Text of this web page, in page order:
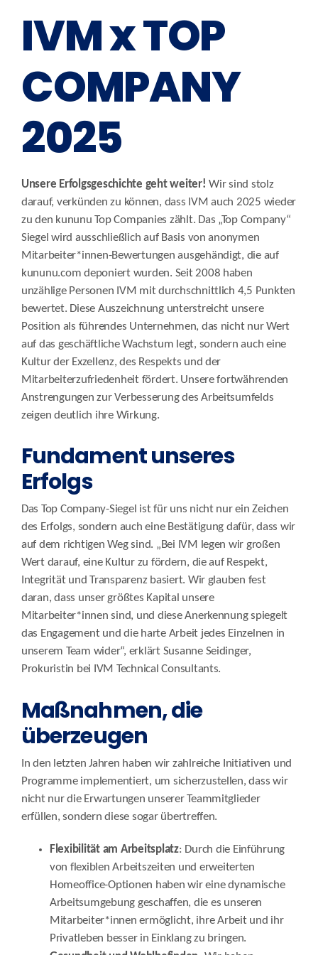
IVM x TOP
COMPANY
2025
Unsere Erfolgsgeschichte geht weiter!Wir sind stolz
darauf, verkünden zu können, dass IVM auch 2025 wieder
zu den kununu Top Companies zählt. Das „Top Company“
Siegel wird ausschließlich auf Basis von anonymen
Mitarbeiter*innen-Bewertungen ausgehändigt, die auf
kununu.com deponiert wurden. Seit 2008 haben
unzählige Personen IVM mit durchschnittlich 4,5 Punkten
bewertet. Diese Auszeichnung unterstreicht unsere
Position als führendes Unternehmen, das nicht nur Wert
auf das geschäftliche Wachstum legt, sondern auch eine
Kultur der Exzellenz, des Respekts und der
Mitarbeiterzufriedenheit fördert. Unsere fortwährenden
Anstrengungen zur Verbesserung des Arbeitsumfelds
zeigen deutlich ihre Wirkung.
Fundament unseres
Erfolgs
Das Top Company-Siegel ist für uns nicht nur ein Zeichen
des Erfolgs, sondern auch eine Bestätigung dafür, dass wir
auf dem richtigen Weg sind. „Bei IVM legen wir großen
Wert darauf, eine Kultur zu fördern, die auf Respekt,
Integrität und Transparenz basiert. Wir glauben fest
daran, dass unser größtes Kapital unsere
Mitarbeiter*innen sind, und diese Anerkennung spiegelt
das Engagement und die harte Arbeit jedes Einzelnen in
unserem Team wider“, erklärt Susanne Seidinger,
Prokuristin bei IVM Technical Consultants.
Maßnahmen, die
überzeugen
In den letzten Jahren haben wir zahlreiche Initiativen und
Programme implementiert, um sicherzustellen, dass wir
nicht nur die Erwartungen unserer Teammitglieder
erfüllen, sondern diese sogar übertreffen.
Flexibilität am Arbeitsplatz: Durch die Einführung
von flexiblen Arbeitszeiten und erweiterten
Homeoffice-Optionen haben wir eine dynamische
Arbeitsumgebung geschaffen, die es unseren
Mitarbeiter*innen ermöglicht, ihre Arbeit und ihr
Privatleben besser in Einklang zu bringen.